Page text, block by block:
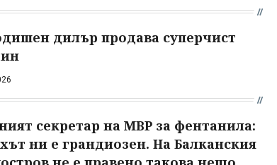
дилър продава суперчист
секретар на МВР за фентанила:
ни е грандиозен. На Балканския